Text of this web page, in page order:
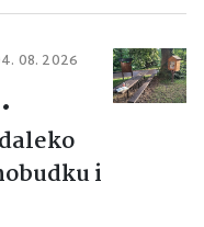
08. 2026
•
i